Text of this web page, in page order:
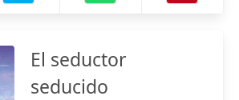
El seductor
seducido